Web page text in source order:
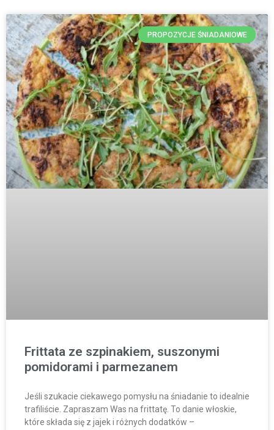
PROPOZYCJE ŚNIADANIOWE
Frittata ze szpinakiem, suszonymi
pomidorami i parmezanem
Jeśli szukacie ciekawego pomysłu na śniadanie to idealnie
trafiliście. Zapraszam Was na frittatę. To danie włoskie,
które składa się z jajek i różnych dodatków –